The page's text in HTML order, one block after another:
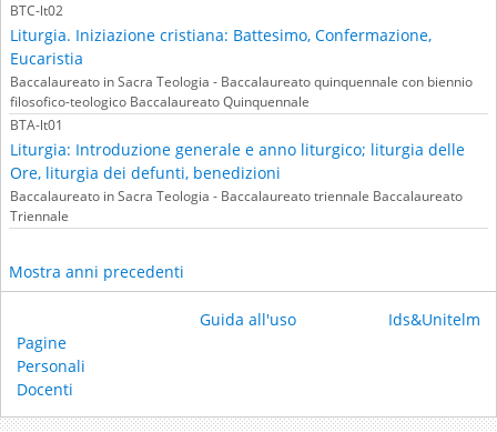
BTC-lt02
Liturgia. Iniziazione cristiana: Battesimo, Confermazione,
Eucaristia
Baccalaureato in Sacra Teologia - Baccalaureato quinquennale con biennio
filosofico-teologico Baccalaureato Quinquennale
BTA-lt01
Liturgia: Introduzione generale e anno liturgico; liturgia delle
Ore, liturgia dei defunti, benedizioni
Baccalaureato in Sacra Teologia - Baccalaureato triennale Baccalaureato
Triennale
Mostra anni precedenti
Pagine
Personali
Docenti
Guida all'uso Ids&Unitelm